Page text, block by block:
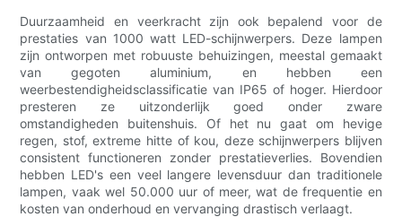
Duurzaamheid en veerkracht zijn ook bepalend voor de
prestaties van 1000 watt LED-schijnwerpers. Deze lampen
zijn ontworpen met robuuste behuizingen, meestal gemaakt
van gegoten aluminium, en hebben een
weerbestendigheidsclassificatie van IP65 of hoger. Hierdoor
presteren ze uitzonderlijk goed onder zware
omstandigheden buitenshuis. Of het nu gaat om hevige
regen, stof, extreme hitte of kou, deze schijnwerpers blijven
consistent functioneren zonder prestatieverlies. Bovendien
hebben LED's een veel langere levensduur dan traditionele
lampen, vaak wel 50.000 uur of meer, wat de frequentie en
kosten van onderhoud en vervanging drastisch verlaagt.